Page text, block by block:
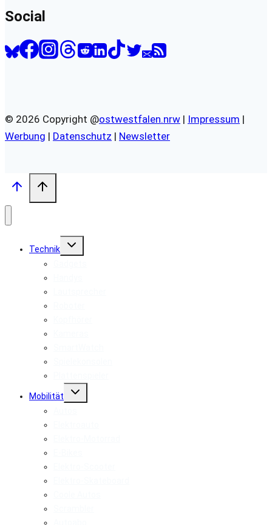
Social
© 2026 Copyright @ostwestfalen.nrw | Impressum |
Werbung | Datenschutz | Newsletter
Technik
Untermenü
umschalten
Mobilität
Untermenü
umschalten